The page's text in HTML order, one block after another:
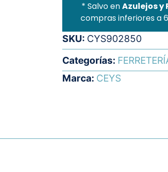
* Salvo enAzulejos y
compras inferiores a
SKU: CYS902850
Categorías:
Marca: CEYS